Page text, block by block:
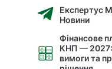
Експертус
Новини
Фінансове
КНП — 2027:
вимоги та